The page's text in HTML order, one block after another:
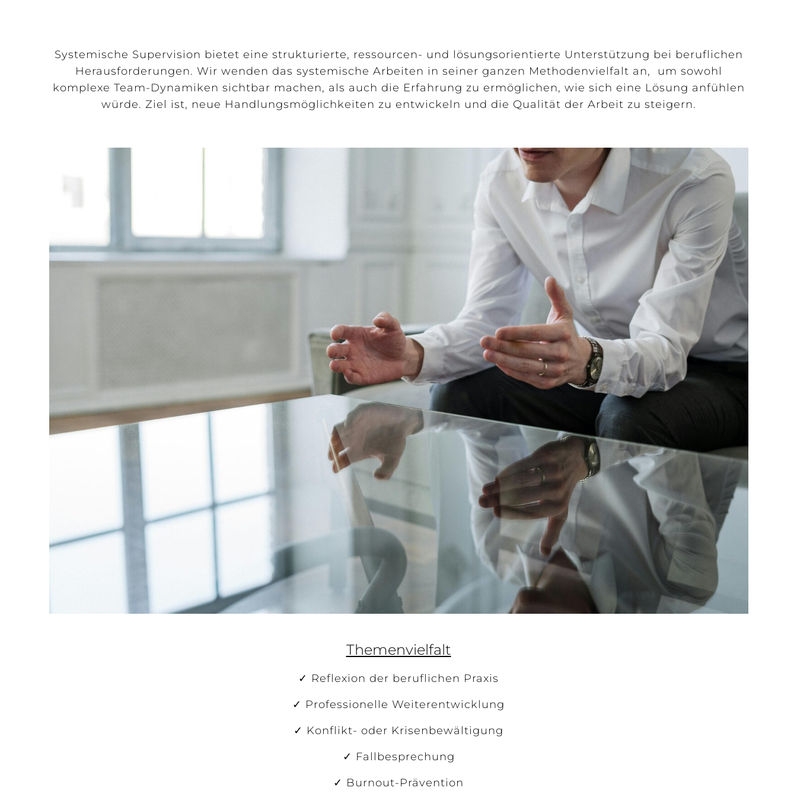
Systemische Supervision bietet eine strukturierte, ressourcen- und lösungsorientierte Unterstützung bei beruflichen
Herausforderungen. Wir wenden das systemische Arbeiten in seiner ganzen Methodenvielfalt an, um sowohl
komplexe Team-Dynamiken sichtbar machen, als auch die Erfahrung zu ermöglichen, wie sich eine Lösung anfühlen
würde. Ziel ist, neue Handlungsmöglichkeiten zu entwickeln und die Qualität der Arbeit zu steigern.
Themenvielfalt
✓ Reflexion der beruflichen Praxis
✓ Professionelle Weiterentwicklung
✓ Konflikt- oder Krisenbewältigung
✓ Fallbesprechung
✓ Burnout-Prävention